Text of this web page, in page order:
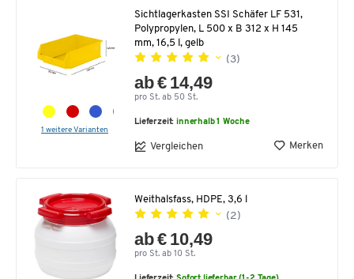
1 weitere Varianten
Sichtlagerkasten SSI Schäfer LF 531,
Polypropylen, L 500 x B 312 x H 145
mm, 16,5 l, gelb
(3)
ab € 14,49
pro St. ab 50 St.
Lieferzeit:innerhalb 1 Woche
Vergleichen Merken
Weithalsfass, HDPE, 3,6 l
(2)
ab € 10,49
pro St. ab 10 St.